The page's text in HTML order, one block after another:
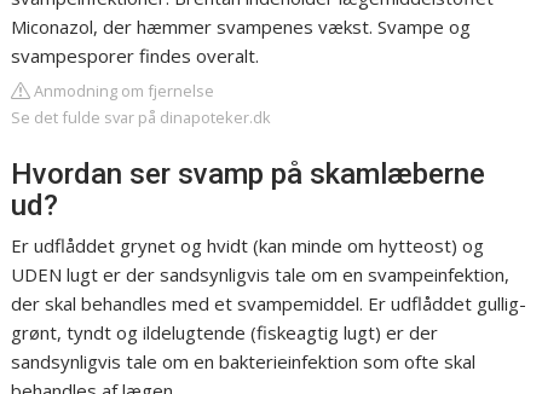
Miconazol, der hæmmer svampenes vækst. Svampe og
svampesporer findes overalt.
Anmodning om fjernelse
Se det fulde svar på dinapoteker.dk
Hvordan ser svamp på skamlæberne
ud?
Er udflåddet grynet og hvidt (kan minde om hytteost) og
UDEN lugt er der sandsynligvis tale om en svampeinfektion,
der skal behandles med et svampemiddel. Er udflåddet gullig-
grønt, tyndt og ildelugtende (fiskeagtig lugt) er der
sandsynligvis tale om en bakterieinfektion som ofte skal